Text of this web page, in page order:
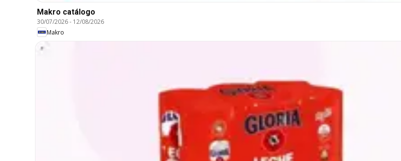
Makro catálogo
30/07/2026- 12/08/2026
Makro